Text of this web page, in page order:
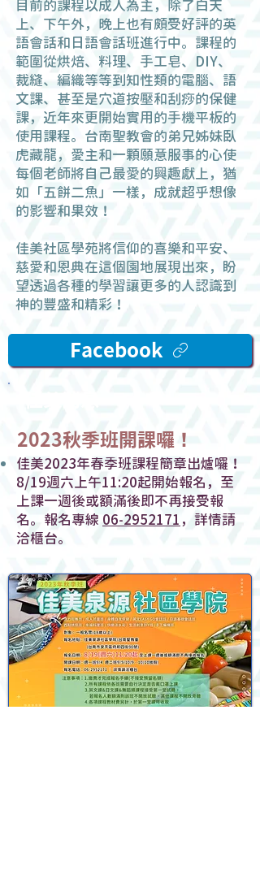
目前的課程以成人為主，除了白天
上、下午外，晚上也有頗受好評的英
語會話和日語會話班進行中。課程的
範圍從烘焙、料理、手工皂、DIY、
裁縫、編織等等到知性類的電腦、語
文課、甚至是穴道按壓和刮痧的保健
課，近年來更開始實用的手機平板的
使用課程。台南聖教會的弟兄姊妹臥
虎藏龍，愛主和一顆願意服事的心使
每個老師將自己最愛的興趣獻上，猶
如「五餅二魚」一樣，成就超乎想像
的影響和果效！
佳美社區學苑將信仰的喜樂和平安、
慈愛和恩典在這個園地展現出來，盼
望透過各種的學習讓更多的人認識到
神的豐盛和精彩！
Facebook
2023秋季班開課囉！
佳美2023年春季班課程簡章出爐囉！
8/19週六上午11:20起開始報名，至
上課一週後或額滿後即不再接受報
名。報名專線 06-2952171 ，詳情請
洽櫃台。